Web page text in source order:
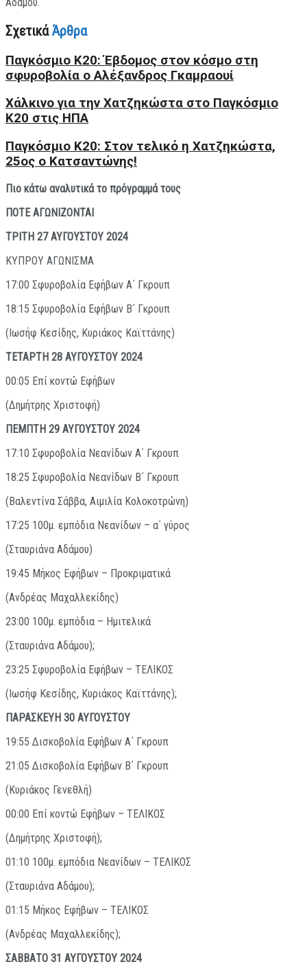
ΣχετικάΆρθρα
Παγκόσμιο Κ20: Έβδομος στον κόσμο στη
σφυροβολία ο Αλέξανδρος Γκαμραουί
Xάλκινο για την Χατζηκώστα στο Παγκόσμιο
Κ20 στις ΗΠΑ
Παγκόσμιο Κ20: Στον τελικό η Χατζηκώστα,
25ος ο Κατσαντώνης!
Πιο κάτω αναλυτικά το πρόγραμμά τους
ΠΟΤΕ ΑΓΩΝΙΖΟΝΤΑΙ
ΤΡΙΤΗ 27 ΑΥΓΟΥΣΤΟΥ 2024
ΚΥΠΡΟΥ ΑΓΩΝΙΣΜΑ
17:00 Σφυροβολία Εφήβων Α΄ Γκρουπ
18:15 Σφυροβολία Εφήβων Β΄ Γκρουπ
(Ιωσήφ Κεσίδης, Κυριάκος Καϊττάνης)
ΤΕΤΑΡΤΗ 28 ΑΥΓΟΥΣΤΟΥ 2024
00:05 Επί κοντώ Εφήβων
(Δημήτρης Χριστοφή)
ΠΕΜΠΤΗ 29 ΑΥΓΟΥΣΤΟΥ 2024
17:10 Σφυροβολία Νεανίδων Α΄ Γκρουπ
18:25 Σφυροβολία Νεανίδων Β΄ Γκρουπ
(Βαλεντίνα Σάββα, Αιμιλία Κολοκοτρώνη)
17:25 100μ. εμπόδια Νεανίδων – α΄ γύρος
(Σταυριάνα Αδάμου)
19:45 Μήκος Εφήβων – Προκριματικά
(Ανδρέας Μαχαλλεκίδης)
23:00 100μ. εμπόδια – Ημιτελικά
(Σταυριάνα Αδάμου);
23:25 Σφυροβολία Εφήβων – ΤΕΛΙΚΟΣ
(Ιωσήφ Κεσίδης, Κυριάκος Καϊττάνης);
ΠΑΡΑΣΚΕΥΗ 30 ΑΥΓΟΥΣΤΟΥ
19:55 Δισκοβολία Εφήβων Α΄ Γκρουπ
21:05 Δισκοβολία Εφήβων Β΄ Γκρουπ
(Κυριάκος Γενεθλή)
00:00 Επί κοντώ Εφήβων – ΤΕΛΙΚΟΣ
(Δημήτρης Χριστοφή);
01:10 100μ. εμπόδια Νεανίδων – ΤΕΛΙΚΟΣ
(Σταυριάνα Αδάμου);
01:15 Μήκος Εφήβων – ΤΕΛΙΚΟΣ
(Ανδρέας Μαχαλλεκίδης);
ΣΑΒΒΑΤΟ 31 ΑΥΓΟΥΣΤΟΥ 2024